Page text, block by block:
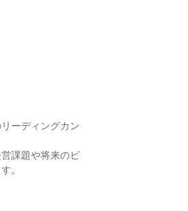
ーディングカン
課題や将来のビ
。